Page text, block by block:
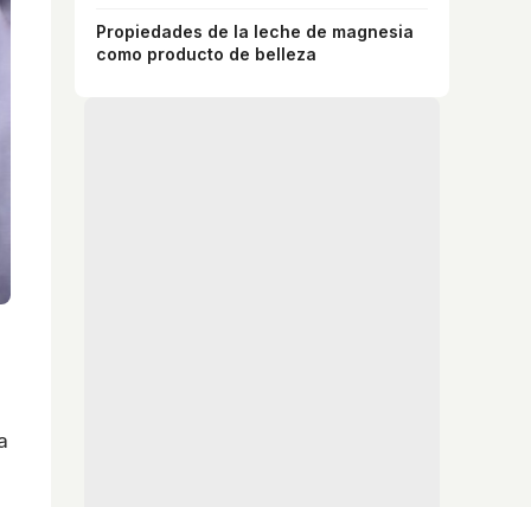
Propiedades de la leche de magnesia
como producto de belleza